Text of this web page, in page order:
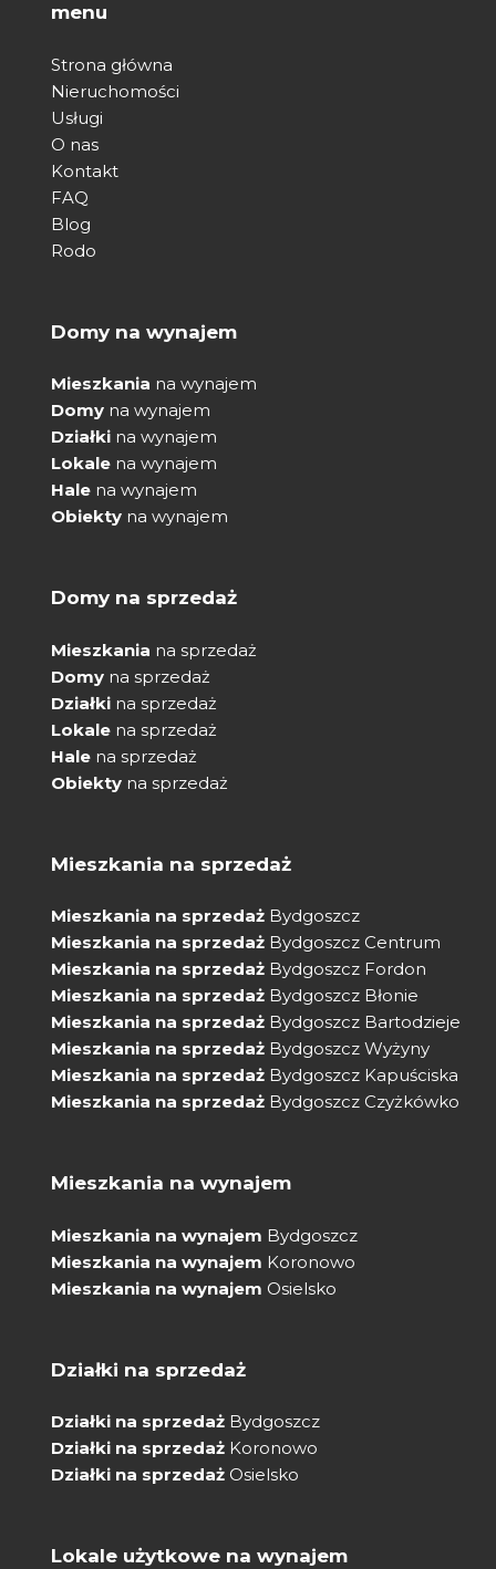
Domy na wynajem
Mieszkania na wynajem
Domy na wynajem
Działki na wynajem
Lokale na wynajem
Hale na wynajem
Obiekty na wynajem
Domy na sprzedaż
Mieszkania na sprzedaż
Domy na sprzedaż
Działki na sprzedaż
Lokale na sprzedaż
Hale na sprzedaż
Obiekty na sprzedaż
menu
Strona główna
Nieruchomości
Usługi
O nas
Kontakt
FAQ
Blog
Rodo
Mieszkania na sprzedaż
Mieszkania na sprzedaż Bydgoszcz
Mieszkania na sprzedaż Bydgoszcz Centrum
Mieszkania na sprzedaż Bydgoszcz Fordon
Mieszkania na sprzedaż Bydgoszcz Błonie
Mieszkania na sprzedaż Bydgoszcz Bartodzieje
Mieszkania na sprzedaż Bydgoszcz Wyżyny
Mieszkania na sprzedaż Bydgoszcz Kapuściska
Mieszkania na sprzedaż Bydgoszcz Czyżkówko
Mieszkania na wynajem
Mieszkania na wynajem Bydgoszcz
Mieszkania na wynajem Koronowo
Mieszkania na wynajem Osielsko
Działki na sprzedaż
Działki na sprzedaż Bydgoszcz
Działki na sprzedaż Koronowo
Działki na sprzedaż Osielsko
Lokale użytkowe na wynajem